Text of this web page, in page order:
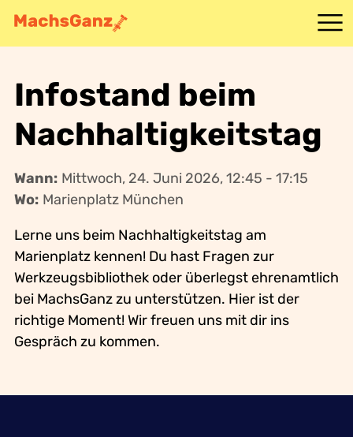
Mitmachen
Infostand beim
Nachhaltigkeitstag
Wann: Mittwoch, 24. Juni 2026, 12:45 - 17:15
Wo: Marienplatz München
Lerne uns beim Nachhaltigkeitstag am
Marienplatz kennen! Du hast Fragen zur
Werkzeugsbibliothek oder überlegst ehrenamtlich
bei MachsGanz zu unterstützen. Hier ist der
richtige Moment! Wir freuen uns mit dir ins
Gespräch zu kommen.